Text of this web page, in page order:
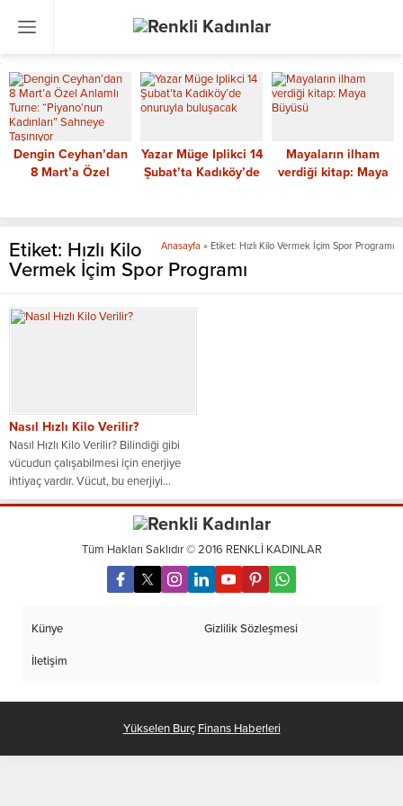
Dengin Ceyhan’dan
8 Mart’a Özel
Taşınıyor
Yazar Müge Iplikci 14
Şubat’ta Kadıköy’de
Mayaların ilham
verdiği kitap: Maya
Anasayfa » Etiket: Hızlı Kilo Vermek İçim Spor Programı
Etiket: Hızlı Kilo
Vermek İçim Spor Programı
Nasıl Hızlı Kilo Verilir?
Nasıl Hızlı Kilo Verilir? Bilindiği gibi
vücudun çalışabilmesi için enerjiye
ihtiyaç vardır. Vücut, bu enerjiyi...
Tüm Hakları Saklıdır © 2016 RENKLİ KADINLAR
Künye Gizlilik Sözleşmesi
İletişim
Yükselen Burç Finans Haberleri